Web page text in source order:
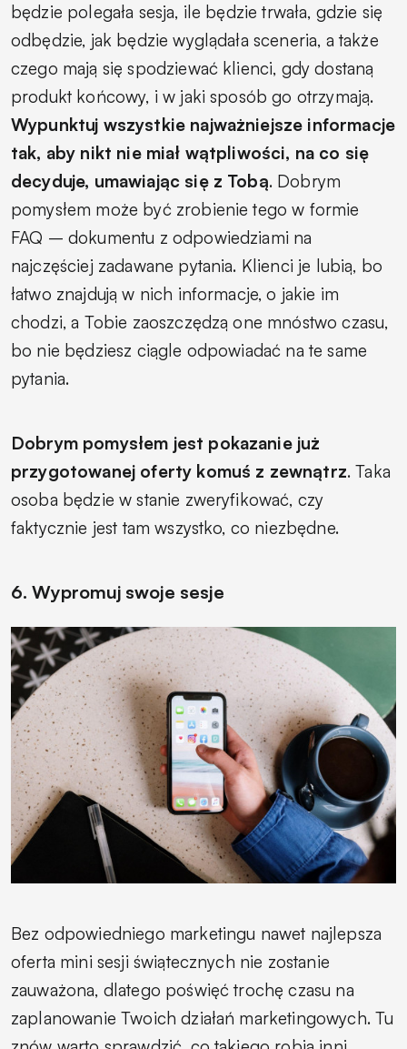
będzie polegała sesja, ile będzie trwała, gdzie się
odbędzie, jak będzie wyglądała sceneria, a także
czego mają się spodziewać klienci, gdy dostaną
produkt końcowy, i w jaki sposób go otrzymają.
Wypunktuj wszystkie najważniejsze informacje
tak, aby nikt nie miał wątpliwości, na co się
decyduje, umawiając się z Tobą. Dobrym
pomysłem może być zrobienie tego w formie
FAQ – dokumentu z odpowiedziami na
najczęściej zadawane pytania. Klienci je lubią, bo
łatwo znajdują w nich informacje, o jakie im
chodzi, a Tobie zaoszczędzą one mnóstwo czasu,
bo nie będziesz ciągle odpowiadać na te same
pytania.
Dobrym pomysłem jest pokazanie już
przygotowanej oferty komuś z zewnątrz. Taka
osoba będzie w stanie zweryfikować, czy
faktycznie jest tam wszystko, co niezbędne.
6. Wypromuj swoje sesje
Bez odpowiedniego marketingu nawet najlepsza
oferta mini sesji świątecznych nie zostanie
zauważona, dlatego poświęć trochę czasu na
zaplanowanie Twoich działań marketingowych. Tu